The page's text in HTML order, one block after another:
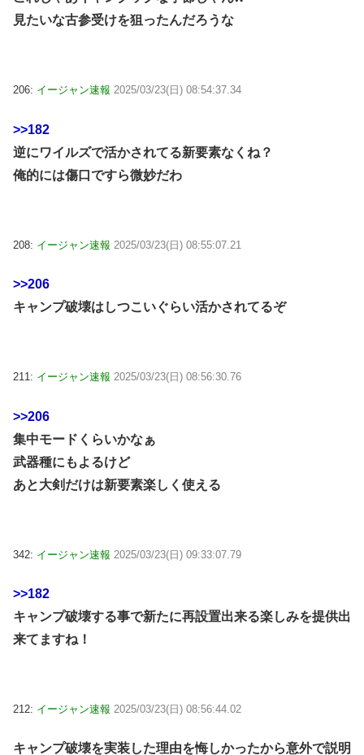
見たいな古参受けを狙ったんだろうな
206: イージャン速報 2025/03/23(日) 08:54:37.34
>>182
逆にワイルズで活かされてる新要素なくね？
俺的には傷口ですら微妙だわ
208: イージャン速報 2025/03/23(日) 08:55:07.21
>>206
キャンプ破壊はしつこいぐらい活かされてるぞ
211: イージャン速報 2025/03/23(日) 08:56:30.76
>>206
集中モードくらいかなぁ
武器種にもよるけど
あと大剣だけは新要素楽しく使える
342: イージャン速報 2025/03/23(日) 09:33:07.79
>>182
キャンプ破壊する事で新たに再設置出来る楽しみを提供出
来てますね！
212: イージャン速報 2025/03/23(日) 08:56:44.02
キャンプ破壊を実装した理由を悔しかったから意外で説明